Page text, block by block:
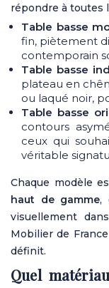
répondre à toutes
Table basse
fin, piètement
contemporain
Table basse
plateau en
ou laqué noir,
Table basse
contours
ceux qui
véritable
Chaque modèle
haut de gamme,
visuellement
Mobilier de
définit.
Quel